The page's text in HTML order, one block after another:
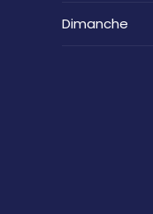
Dimanche